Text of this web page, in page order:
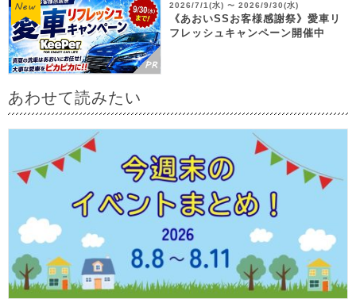
2026/7/1(水) 〜 2026/9/30(水)
《あおいSSお客様感謝祭》愛車リ
フレッシュキャンペーン開催中
あわせて読みたい